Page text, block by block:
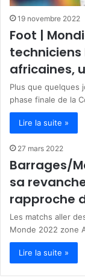
19 novembre 2022
Foot |
africaines,
Plus que quelques
phase finale de la
Lire la suite »
27 mars 2022
Barrages/
sa
rapproche
Les matchs aller
Monde 2022 zone
Lire la suite »